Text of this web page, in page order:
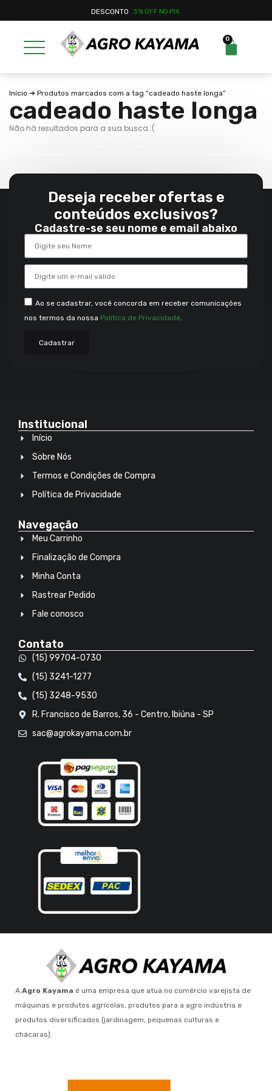
DESCONTO 3% OFF NO PIX
0
Início ➔ Produtos marcados com a tag “cadeado haste longa”
cadeado haste longa
Não há resultados para a sua busca :(
Deseja receber ofertas e
conteúdos exclusivos?
Cadastre-se seu nome e email abaixo
Ao se cadastrar, você concorda em receber comunicações
nos termos da nossa Política de Privacidade
Cadastrar
Institucional
Início
Sobre Nós
Termos e Condições de Compra
Política de Privacidade
Navegação
Meu Carrinho
Finalização de Compra
Minha Conta
Rastrear Pedido
Fale conosco
Contato
(15) 99704-0730
(15) 3241-1277
(15) 3248-9530
R. Francisco de Barros, 36 - Centro, Ibiúna - SP
sac@agrokayama.com.br
A Agro Kayama é uma empresa que atua no comércio varejista de
máquinas e produtos agrícolas, produtos para a agro indústria e
produtos diversificados (jardinagem, pequenas culturas e
chácaras).